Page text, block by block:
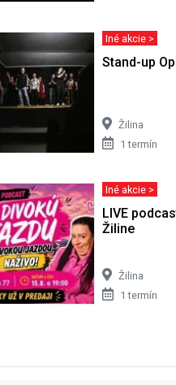
Iné akcie >
Stand-up
Žilina
1 termín
Iné akcie >
LIVE
Žiline
Žilina
1 termín